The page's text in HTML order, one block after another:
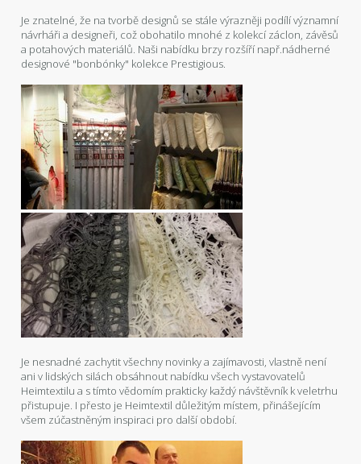
Je znatelné, že na tvorbě designů se stále výrazněji podílí významní
návrháři a designeři, což obohatilo mnohé z kolekcí záclon, závěsů
a potahových materiálů. Naši nabídku brzy rozšíří např.nádherné
designové "bonbónky" kolekce Prestigious.
Je nesnadné zachytit všechny novinky a zajímavosti, vlastně není
ani v lidských silách obsáhnout nabídku všech vystavovatelů
Heimtextilu a s tímto vědomím prakticky každý návštěvník k veletrhu
přistupuje. I přesto je Heimtextil důležitým místem, přinášejícím
všem zúčastněným inspiraci pro další období.